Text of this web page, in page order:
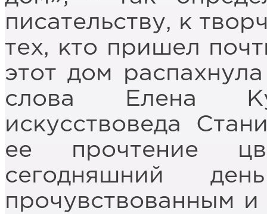
писательству, к
тех, кто пришел
этот дом
слова Елена
искусствоведа
ее прочтение
сегодняшний
прочувствованным